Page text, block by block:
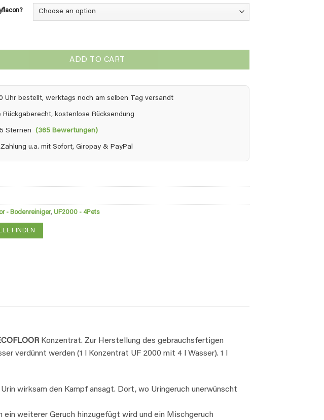
ADD TO CART
Uhr bestellt, werktags noch am selben Tag versandt
Rückgaberecht, kostenlose Rücksendung
5 Sternen(365 Bewertungen)
u.a. mit Sofort, Giropay & PayPal
- Bodenreiniger, UF2000 - 4Pets
FINDEN
Konzentrat. Zur Herstellung des gebrauchsfertigen
verdünnt werden (1 l Konzentrat UF 2000 mit 4 l Wasser). 1 l
wirksam den Kampf ansagt. Dort, wo Uringeruch unerwünscht
weiterer Geruch hinzugefügt wird und ein Mischgeruch